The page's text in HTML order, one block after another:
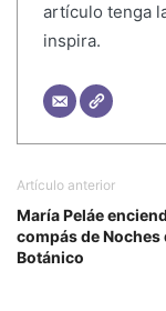
artículo tenga
inspira.
Artículo anterior
María Peláe
compás de Noches
Botánico